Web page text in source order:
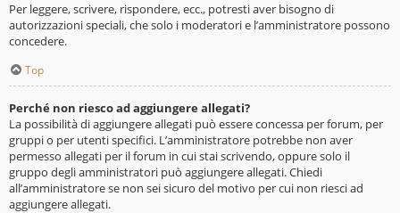
Per leggere, scrivere, rispondere, ecc., potresti aver bisogno di
autorizzazioni speciali, che solo i moderatori e l’amministratore possono
concedere.
Top
Perché non riesco ad aggiungere allegati?
La possibilità di aggiungere allegati può essere concessa per forum, per
gruppi o per utenti specifici. L’amministratore potrebbe non aver
permesso allegati per il forum in cui stai scrivendo, oppure solo il
gruppo degli amministratori può aggiungere allegati. Chiedi
all’amministratore se non sei sicuro del motivo per cui non riesci ad
aggiungere allegati.